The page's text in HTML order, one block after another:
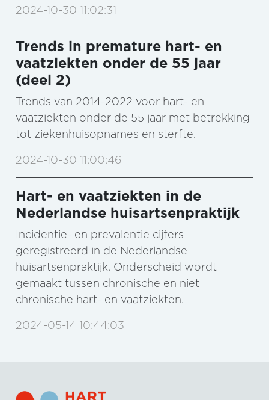
2024-10-30 11:02:31
Trends in premature hart- en
vaatziekten onder de 55 jaar
(deel 2)
Trends van 2014-2022 voor hart- en
vaatziekten onder de 55 jaar met betrekking
tot ziekenhuisopnames en sterfte.
2024-10-30 11:00:46
Hart- en vaatziekten in de
Nederlandse huisartsenpraktijk
Incidentie- en prevalentie cijfers
geregistreerd in de Nederlandse
huisartsenpraktijk. Onderscheid wordt
gemaakt tussen chronische en niet
chronische hart- en vaatziekten.
2024-05-14 10:44:03